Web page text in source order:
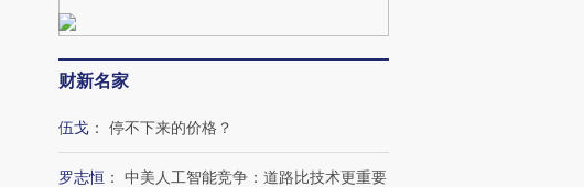
财新名家
伍戈 ： 停不下来的价格？
罗志恒 ： 中美人工智能竞争：道路比技术更重要